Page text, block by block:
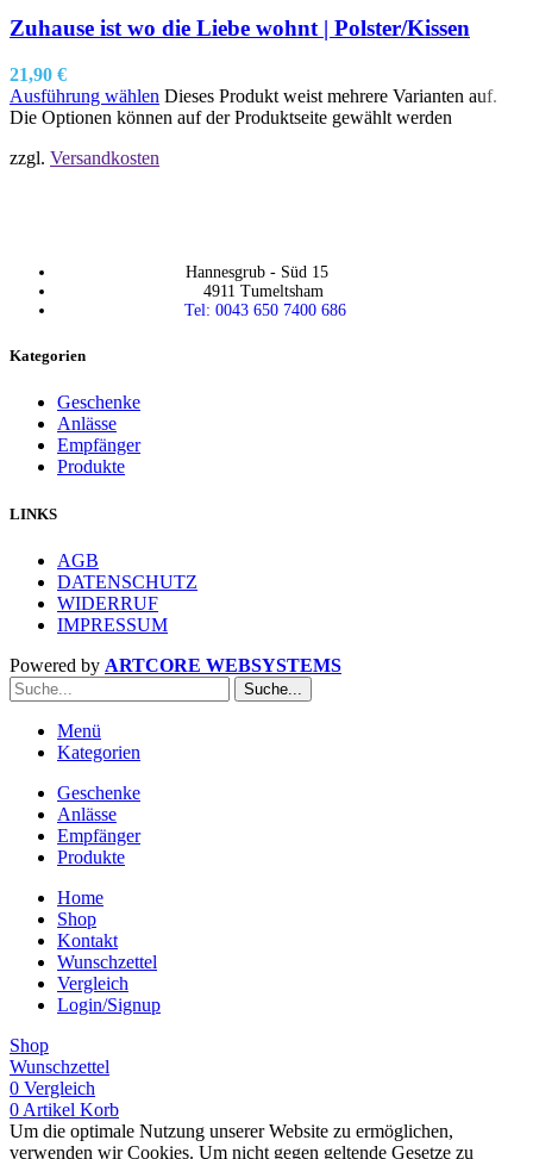
Zuhause ist wo die Liebe wohnt | Polster/Kissen
21,90 €
Ausführung wählen Dieses Produkt weist mehrere Varianten auf.
Die Optionen können auf der Produktseite gewählt werden
zzgl. Versandkosten
Hannesgrub - Süd 15
4911 Tumeltsham
Tel: 0043 650 7400 686
Kategorien
Geschenke
Anlässe
Empfänger
Produkte
LINKS
AGB
DATENSCHUTZ
WIDERRUF
IMPRESSUM
Powered by ARTCORE WEBSYSTEMS
Suche...
Menü
Kategorien
Geschenke
Anlässe
Empfänger
Produkte
Home
Shop
Kontakt
Wunschzettel
Vergleich
Login/Signup
Shop
Wunschzettel
0 Vergleich
0 Artikel Korb
Um die optimale Nutzung unserer Website zu ermöglichen,
verwenden wir Cookies. Um nicht gegen geltende Gesetze zu